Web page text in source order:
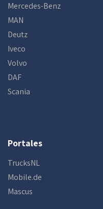
Mercedes-Benz
MAN
Deutz
Iveco
Volvo
DAF
Scania
Portales
TrucksNL
Mobile.de
Mascus